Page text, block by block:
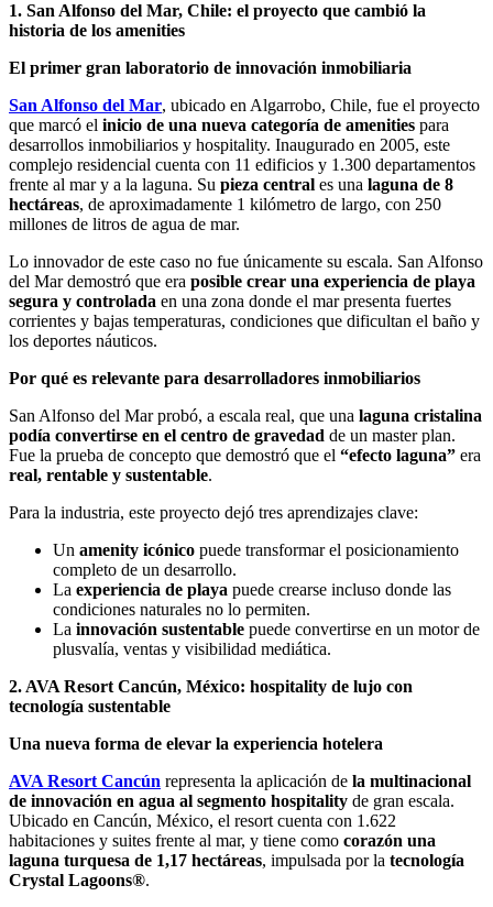
1. San Alfonso del Mar, Chile: el proyecto que cambió la
historia de los amenities
El primer gran laboratorio de innovación inmobiliaria
San Alfonso del Mar, ubicado en Algarrobo, Chile, fue el proyecto
que marcó el inicio de una nueva categoría de amenities para
desarrollos inmobiliarios y hospitality. Inaugurado en 2005, este
complejo residencial cuenta con 11 edificios y 1.300 departamentos
frente al mar y a la laguna. Su pieza central es una laguna de 8
hectáreas, de aproximadamente 1 kilómetro de largo, con 250
millones de litros de agua de mar.
Lo innovador de este caso no fue únicamente su escala. San Alfonso
del Mar demostró que era posible crear una experiencia de playa
segura y controlada en una zona donde el mar presenta fuertes
corrientes y bajas temperaturas, condiciones que dificultan el baño y
los deportes náuticos.
Por qué es relevante para desarrolladores inmobiliarios
San Alfonso del Mar probó, a escala real, que una laguna cristalina
podía convertirse en el centro de gravedad de un master plan.
Fue la prueba de concepto que demostró que el “efecto laguna” era
real, rentable y sustentable.
Para la industria, este proyecto dejó tres aprendizajes clave:
Un amenity icónico puede transformar el posicionamiento
completo de un desarrollo.
La experiencia de playa puede crearse incluso donde las
condiciones naturales no lo permiten.
La innovación sustentable puede convertirse en un motor de
plusvalía, ventas y visibilidad mediática.
2. AVA Resort Cancún, México: hospitality de lujo con
tecnología sustentable
Una nueva forma de elevar la experiencia hotelera
AVA Resort Cancún representa la aplicación de la multinacional
de innovación en agua al segmento hospitality de gran escala.
Ubicado en Cancún, México, el resort cuenta con 1.622
habitaciones y suites frente al mar, y tiene como corazón una
laguna turquesa de 1,17 hectáreas, impulsada por la tecnología
Crystal Lagoons®.